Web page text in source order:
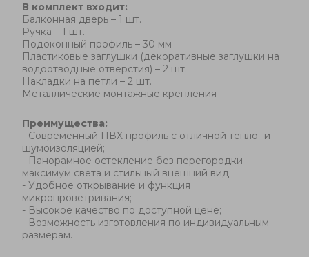
В комплект входит:
Балконная дверь – 1 шт.
Ручка – 1 шт.
Подоконный профиль – 30 мм
Пластиковые заглушки (декоративные заглушки на
водоотводные отверстия) – 2 шт.
Накладки на петли – 2 шт.
Металлические монтажные крепления
Преимущества:
- Современный ПВХ профиль с отличной тепло- и
шумоизоляцией;
- Панорамное остекление без перегородки –
максимум света и стильный внешний вид;
- Удобное открывание и функция
микропроветривания;
- Высокое качество по доступной цене;
- Возможность изготовления по индивидуальным
размерам.